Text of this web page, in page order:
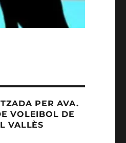
PER AVA.
VOLEIBOL DE
VALLÈS